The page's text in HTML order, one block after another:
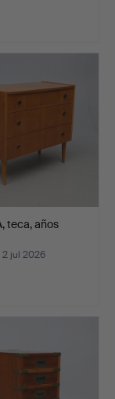
teca, años
jul 2026